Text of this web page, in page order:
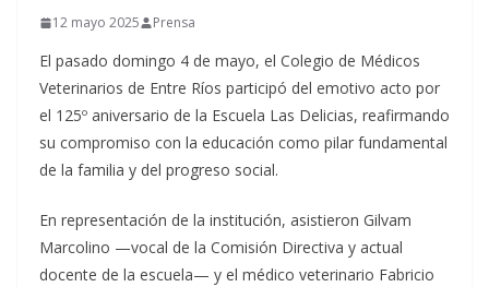
12 mayo 2025 Prensa
El pasado domingo 4 de mayo, el Colegio de Médicos
Veterinarios de Entre Ríos participó del emotivo acto por
el 125º aniversario de la Escuela Las Delicias, reafirmando
su compromiso con la educación como pilar fundamental
de la familia y del progreso social.
En representación de la institución, asistieron Gilvam
Marcolino —vocal de la Comisión Directiva y actual
docente de la escuela— y el médico veterinario Fabricio